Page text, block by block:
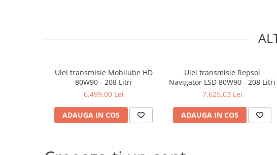
Senzori uzura placute
Cablu frana de mana
Ulei transmisie Mobilube HD
80W90 - 208 Litri
6.499,00 Lei
ADAUGA IN COS
Ulei transmisie Repsol
Navigator LSD 80W90 - 208 Litri
7.625,03 Lei
ADAUGA IN COS